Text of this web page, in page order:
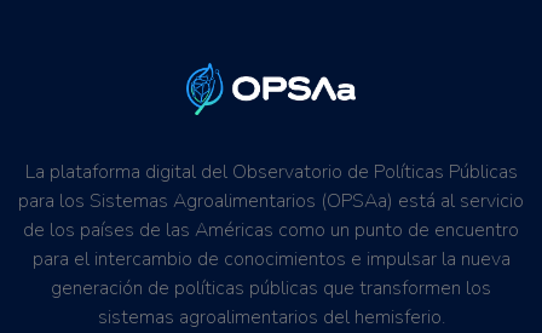
La plataforma digital del Observatorio de Políticas Públicas
para los Sistemas Agroalimentarios (OPSAa) está al servicio
de los países de las Américas como un punto de encuentro
para el intercambio de conocimientos e impulsar la nueva
generación de políticas públicas que transformen los
sistemas agroalimentarios del hemisferio.